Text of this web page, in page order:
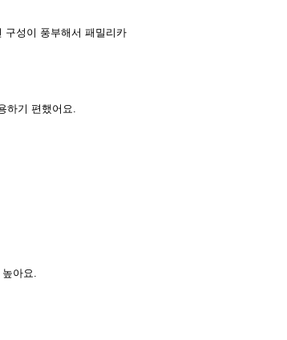
구성이 풍부해서 패밀리카
기 편했어요.
아요.